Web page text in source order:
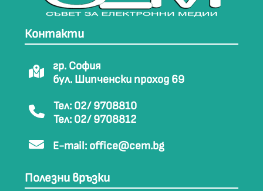
Контакти
гр. София
бул. Шипченски проход 69
Тел: 02/ 9708810
Тел: 02/ 9708812
E-mail: office@cem.bg
Полезни връзки